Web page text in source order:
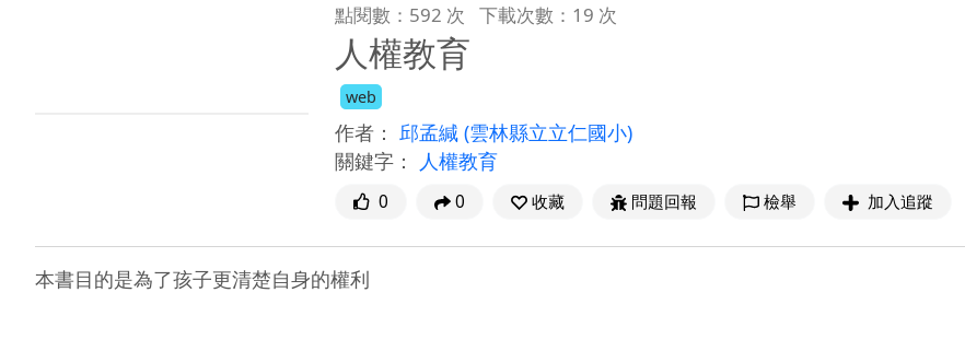
點閱數：592 次 下載次數：19 次
人權教育
web
作者： 邱孟緘 (雲林縣立立仁國小)
關鍵字：
人權教育
0 0 收藏 問題回報 檢舉 加入追蹤
本書目的是為了孩子更清楚自身的權利